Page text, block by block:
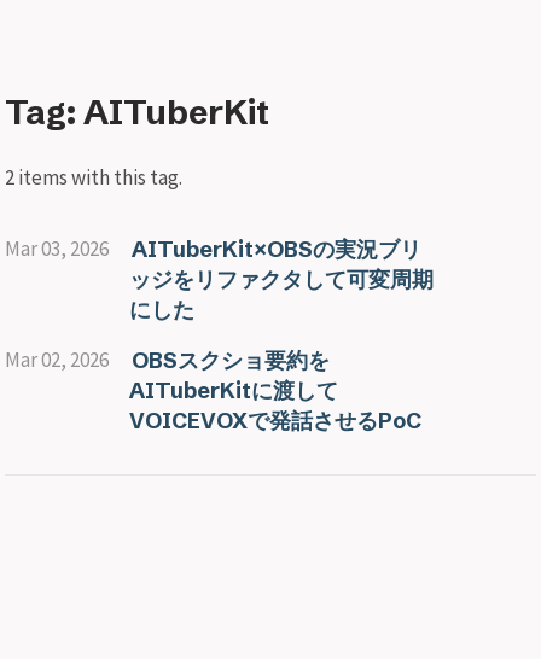
Tag: AITuberKit
2 items with this tag.
Mar 03, 2026
AITuberKit×OBSの実況ブリ
ッジをリファクタして可変周期
にした
Mar 02, 2026
OBSスクショ要約を
AITuberKitに渡して
VOICEVOXで発話させるPoC